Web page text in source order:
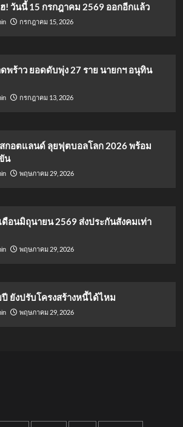
! วันนี้ 15 กรกฎาคม 2569 ออกอีกแล้ว
กรกฎาคม 15, 2026
พร้าว ยอดดับพุ่ง 27 ราย นายกฯ อนุทิน
กรกฎาคม 13, 2026
กอตแลนด์ ลุยฟุตบอลโลก 2026 พร้อม
น
พฤษภาคม 29, 2026
อนมิถุนายน 2569 ส่งประกันสังคมเท่า
พฤษภาคม 29, 2026
ยังปรับโครงสร้างหนี้ได้ไหม
พฤษภาคม 29, 2026